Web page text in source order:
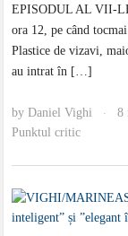
EPISODUL AL VII-
ora 12, pe când
Plastice de vizavi,
au intrat în […]
byDaniel Vighi · 8
Punktul critic